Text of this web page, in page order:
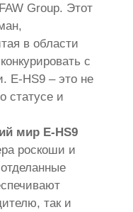
Group. Этот
в области
с
E-HS9 – это не
статусе и
мир E-HS9
роскоши и
так и